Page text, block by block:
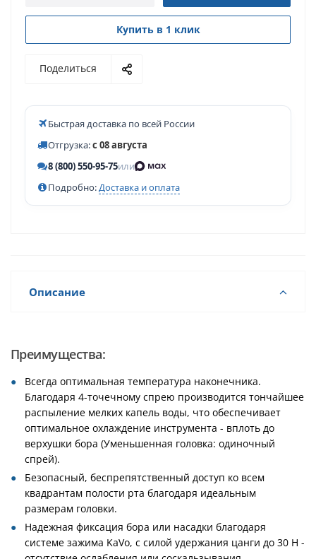
Купить в 1 клик
Поделиться
Быстрая доставка по всей России
Отгрузка:с 08 августа
8 (800) 550-95-75или
Подробно:Доставка и оплата
Описание
Преимущества:
Всегда оптимальная температура наконечника.
Благодаря 4-точечному спрею производится тончайшее
распыление мелких капель воды, что обеспечивает
оптимальное охлаждение инструмента - вплоть до
верхушки бора (Уменьшенная головка: одиночный
спрей).
Безопасный, беспрепятственный доступ ко всем
квадрантам полости рта благодаря идеальным
размерам головки.
Надежная фиксация бора или насадки благодаря
системе зажима KaVo, с силой удержания цанги до 30 Н -